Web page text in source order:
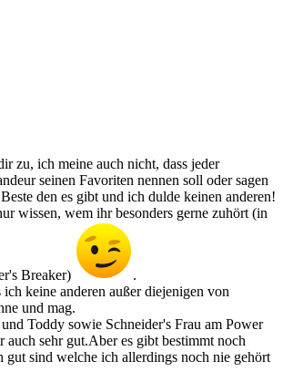
zu, ich meine auch nicht, dass jeder
seinen Favoriten nennen soll oder sagen
den es gibt und ich dulde keinen anderen!
wissen, wem ihr besonders gerne zuhört (in
Breaker)
.
keine anderen außer diejenigen von
und mag.
Toddy sowie Schneider's Frau am Power
sehr gut.Aber es gibt bestimmt noch
gut sind welche ich allerdings noch nie gehört